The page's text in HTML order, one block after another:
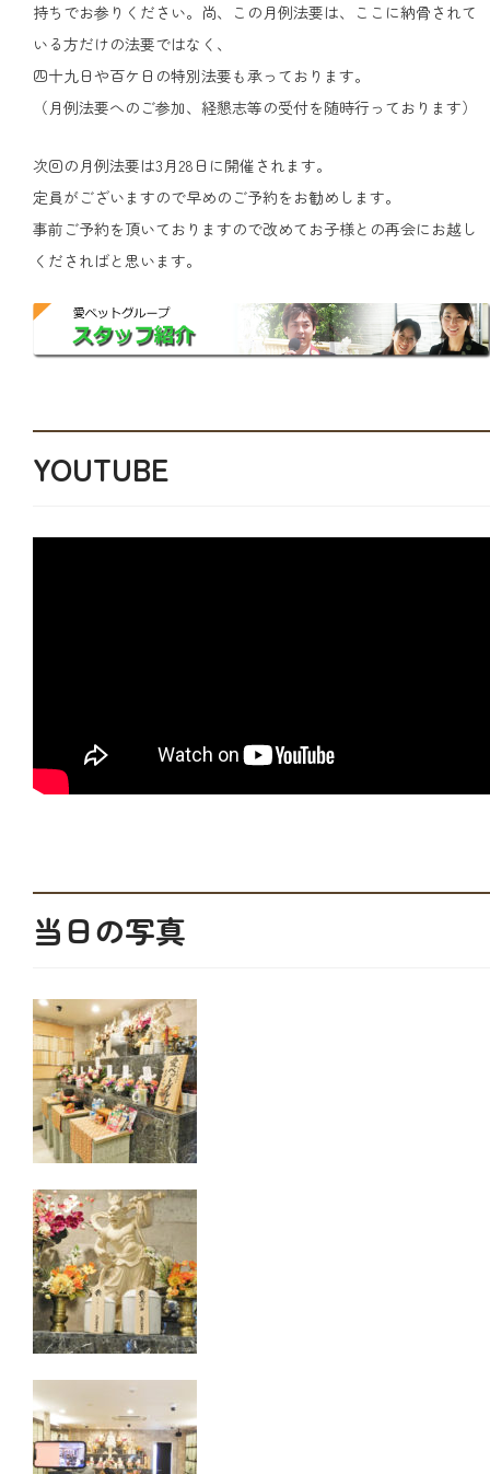
持ちでお参りください。尚、この月例法要は、ここに納骨されて
いる方だけの法要ではなく、
四十九日や百ケ日の特別法要も承っております。
（月例法要へのご参加、経懇志等の受付を随時行っております）
次回の月例法要は3月28日に開催されます。
定員がございますので早めのご予約をお勧めします。
事前ご予約を頂いておりますので改めてお子様との再会にお越し
くださればと思います。
YOUTUBE
当日の写真